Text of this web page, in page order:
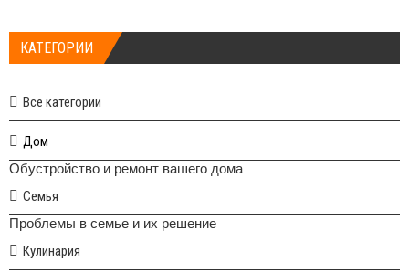
КАТЕГОРИИ
Все категории
Дом
Обустройство и ремонт вашего дома
Семья
Проблемы в семье и их решение
Кулинария